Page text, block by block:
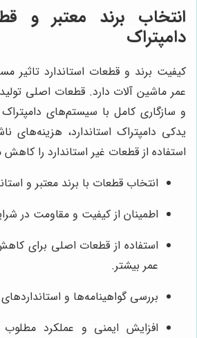
انتخاب برند معتبر و
دامپتراک
کیفیت برند و قطعات استاندارد تاثیر
عمر ماشین آلات دارد. قطعات اصلی
و سازگاری کامل با سیستم‌های دامپتراک
یدکی دامپتراک استاندارد، هزینه‌های
استفاده از قطعات غیر استاندارد را
انتخاب قطعات با برند معتبر و
اطمینان از کیفیت و مقاومت در
استفاده از قطعات اصلی برای
عمر بیشتر.
بررسی گواهینامه‌ها و استانداردهای
افزایش ایمنی و عملکرد